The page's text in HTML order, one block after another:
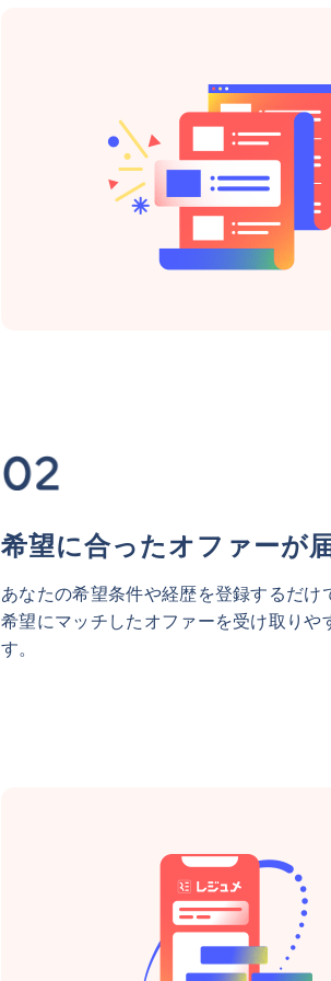
希望に合ったオファーが
あなたの希望条件や経歴を登録するだけ
希望にマッチしたオファーを受け取りや
す。